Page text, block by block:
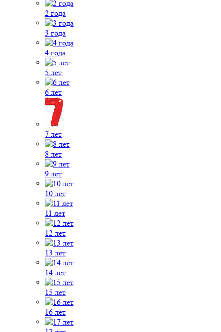
2 года
3 года
4 года
5 лет
6 лет
7 лет
8 лет
9 лет
10 лет
11 лет
12 лет
13 лет
14 лет
15 лет
16 лет